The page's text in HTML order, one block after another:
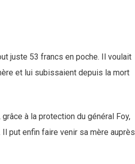
juste 53 francs en poche. Il voulait
et lui subissaient depuis la mort
à la protection du général Foy,
put enfin faire venir sa mère auprès